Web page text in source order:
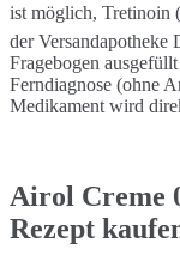
ist möglich, Tretinoin
der Versandapotheke
Fragebogen
Ferndiagnose (ohne
Medikament wird
Airol Creme
Rezept